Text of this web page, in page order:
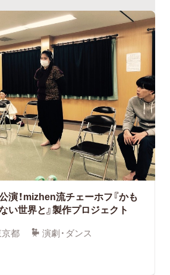
演！mizhen流チェーホフ『かも
ない世界と』製作プロジェクト
都 演劇・ダンス